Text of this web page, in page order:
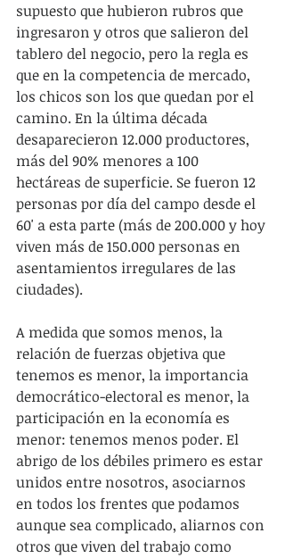
supuesto que hubieron rubros que
ingresaron y otros que salieron del
tablero del negocio, pero la regla es
que en la competencia de mercado,
los chicos son los que quedan por el
camino. En la última década
desaparecieron 12.000 productores,
más del 90% menores a 100
hectáreas de superficie. Se fueron 12
personas por día del campo desde el
60' a esta parte (más de 200.000 y hoy
viven más de 150.000 personas en
asentamientos irregulares de las
ciudades).
A medida que somos menos, la
relación de fuerzas objetiva que
tenemos es menor, la importancia
democrático-electoral es menor, la
participación en la economía es
menor: tenemos menos poder. El
abrigo de los débiles primero es estar
unidos entre nosotros, asociarnos
en todos los frentes que podamos
aunque sea complicado, aliarnos con
otros que viven del trabajo como